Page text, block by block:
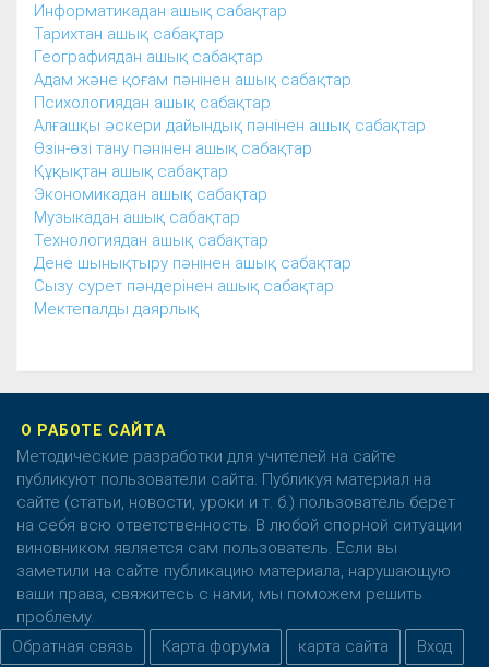
Информатикадан ашық сабақтар
Тарихтан ашық сабақтар
Географиядан ашық сабақтар
Адам және қоғам пәнінен ашық сабақтар
Психологиядан ашық сабақтар
Алғашқы әскери дайындық пәнінен ашық сабақтар
Өзін-өзі тану пәнінен ашық сабақтар
Құқықтан ашық сабақтар
Экономикадан ашық сабақтар
Музыкадан ашық сабақтар
Технологиядан ашық сабақтар
Дене шынықтыру пәнінен ашық сабақтар
Сызу сурет пәндерінен ашық сабақтар
Мектепалды даярлық
О РАБОТЕ САЙТА
Методические разработки для учителей на сайте
публикуют пользователи сайта. Публикуя материал на
сайте (статьи, новости, уроки и т. б.) пользователь берет
на себя всю ответственность. В любой спорной ситуации
виновником является сам пользователь. Если вы
заметили на сайте публикацию материала, нарушающую
ваши права, свяжитесь с нами, мы поможем решить
проблему.
Обратная связь
Карта форума карта сайта Вход